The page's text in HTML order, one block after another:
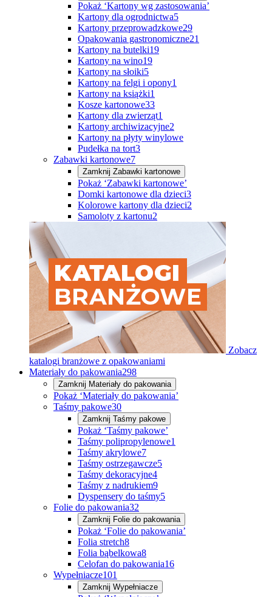
Pokaż ‘Kartony wg zastosowania’
Kartony dla ogrodnictwa5
Kartony przeprowadzkowe29
Opakowania gastronomiczne21
Kartony na butelki19
Kartony na wino19
Kartony na słoiki5
Kartony na felgi i opony1
Kartony na książki1
Kosze kartonowe33
Kartony dla zwierząt1
Kartony archiwizacyjne2
Kartony na płyty winylowe
Pudełka na tort3
Zabawki kartonowe7
Zamknij Zabawki kartonowe
Pokaż ‘Zabawki kartonowe’
Domki kartonowe dla dzieci3
Kolorowe kartony dla dzieci2
Samoloty z kartonu2
Zobacz
katalogi branżowe z opakowaniami
Materiały do pakowania298
Zamknij Materiały do pakowania
Pokaż ‘Materiały do pakowania’
Taśmy pakowe30
Zamknij Taśmy pakowe
Pokaż ‘Taśmy pakowe’
Taśmy polipropylenowe1
Taśmy akrylowe7
Taśmy ostrzegawcze5
Taśmy dekoracyjne4
Taśmy z nadrukiem9
Dyspensery do taśmy5
Folie do pakowania32
Zamknij Folie do pakowania
Pokaż ‘Folie do pakowania’
Folia stretch8
Folia bąbelkowa8
Celofan do pakowania16
Wypełniacze101
Zamknij Wypełniacze